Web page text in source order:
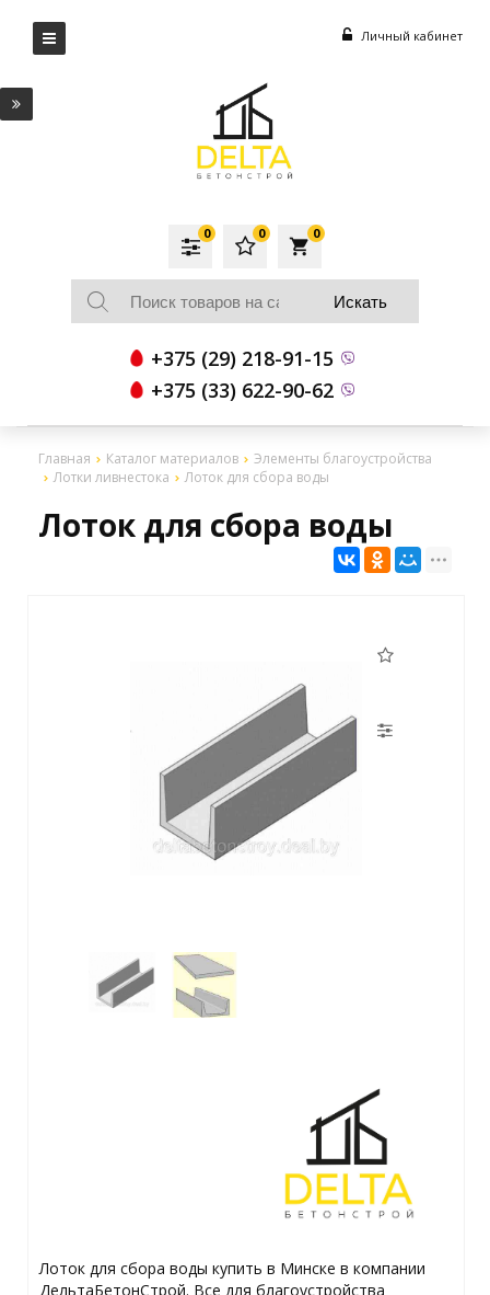
Личный кабинет
local_grocery_store
0
0
0
+375 (29) 218-91-15
+375 (33) 622-90-62
Главная Каталог материалов
Элементы благоустройства
Лотки ливнестока
Лоток для сбора воды
Лоток для сбора воды
Лоток для сбора воды купить в Минске в компании
ДельтаБетонСтрой. Все для благоустройства